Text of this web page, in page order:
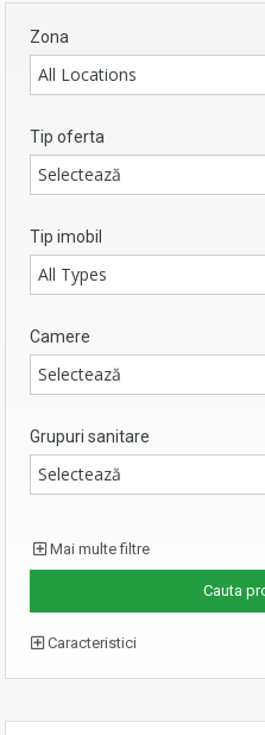
Zona
All Locations
Tip oferta
Selectează
Tip imobil
All Types
Camere
Selectează
Grupuri sanitare
Selectează
Mai multe filtre
Caracteristici